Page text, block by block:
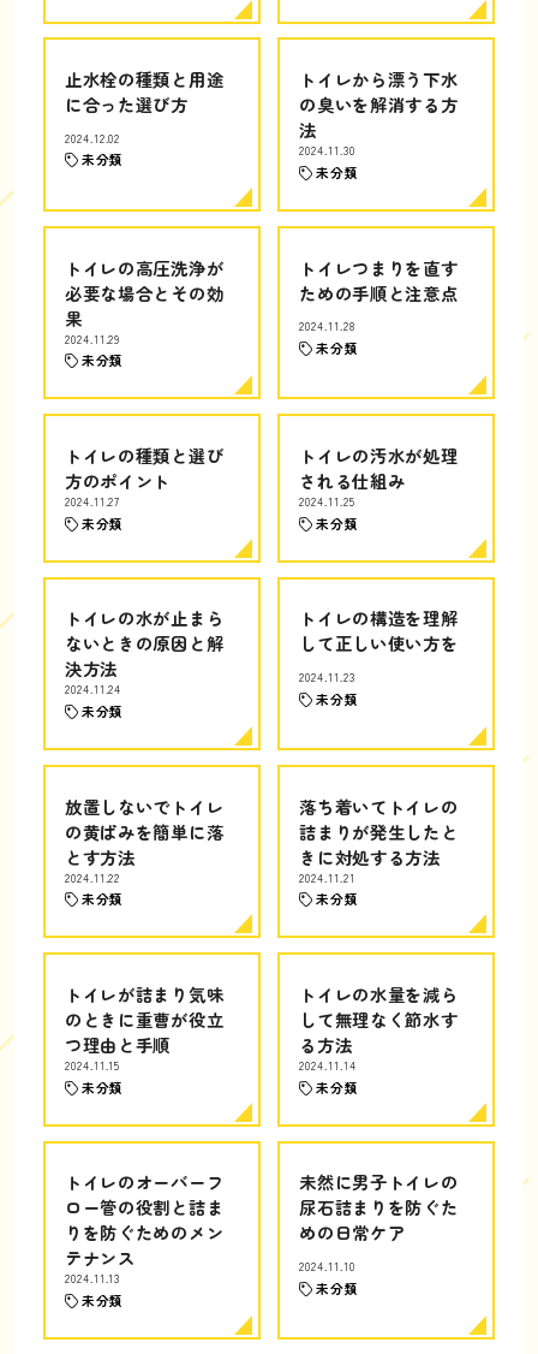
止水栓の種類と用途
に合った選び方
2024.12.02
未分類
トイレから漂う下水
の臭いを解消する方
法
2024.11.30
未分類
トイレの高圧洗浄が
必要な場合とその効
果
2024.11.29
未分類
トイレつまりを直す
ための手順と注意点
2024.11.28
未分類
トイレの種類と選び
方のポイント
2024.11.27
未分類
トイレの汚水が処理
される仕組み
2024.11.25
未分類
トイレの水が止まら
ないときの原因と解
決方法
2024.11.24
未分類
トイレの構造を理解
して正しい使い方を
2024.11.23
未分類
放置しないでトイレ
の黄ばみを簡単に落
とす方法
2024.11.22
未分類
落ち着いてトイレの
詰まりが発生したと
きに対処する方法
2024.11.21
未分類
トイレが詰まり気味
のときに重曹が役立
つ理由と手順
2024.11.15
未分類
トイレの水量を減ら
して無理なく節水す
る方法
2024.11.14
未分類
トイレのオーバーフ
ロー管の役割と詰ま
りを防ぐためのメン
テナンス
2024.11.13
未分類
未然に男子トイレの
尿石詰まりを防ぐた
めの日常ケア
2024.11.10
未分類